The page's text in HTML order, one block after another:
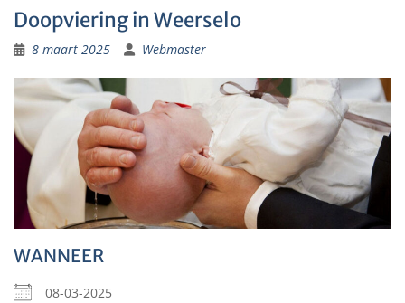
Doopviering in Weerselo
8 maart 2025 Webmaster
WANNEER
08-03-2025